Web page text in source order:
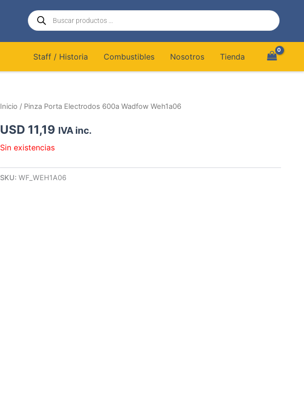
Búsqueda
de
productos
Staff / Historia Combustibles Nosotros Tienda
Inicio / Pinza Porta Electrodos 600a Wadfow Weh1a06
USD 11,19 IVA inc.
Sin existencias
SKU: WF_WEH1A06